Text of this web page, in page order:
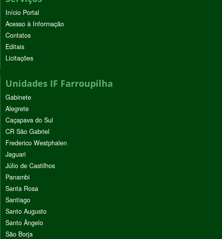
Início Portal
Acesso à Informação
Contatos
Editais
Licitações
Unidades IF Farroupilha
Gabinete
Alegrete
Caçapava do Sul
CR São Gabriel
Frederico Westphalen
Jaguari
Júlio de Castilhos
Panambi
Santa Rosa
Santiago
Santo Augusto
Santo Ângelo
São Borja